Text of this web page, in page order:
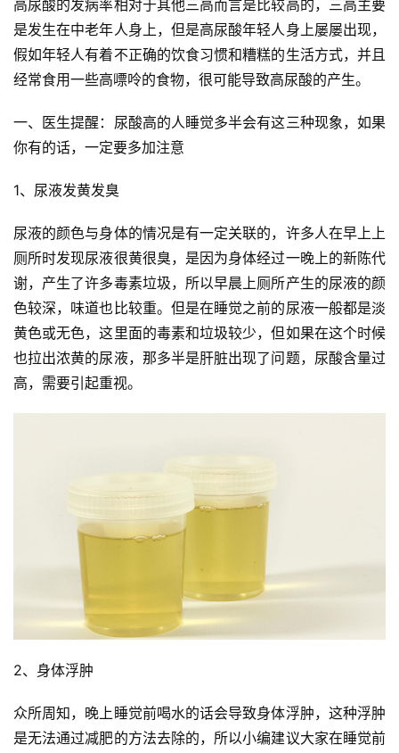
高尿酸的发病率相对于其他三高而言是比较高的，三高主要
是发生在中老年人身上，但是高尿酸年轻人身上屡屡出现，
假如年轻人有着不正确的饮食习惯和糟糕的生活方式，并且
经常食用一些高嘌呤的食物，很可能导致高尿酸的产生。
一、医生提醒：尿酸高的人睡觉多半会有这三种现象，如果
你有的话，一定要多加注意
1、尿液发黄发臭
尿液的颜色与身体的情况是有一定关联的，许多人在早上上
厕所时发现尿液很黄很臭，是因为身体经过一晚上的新陈代
谢，产生了许多毒素垃圾，所以早晨上厕所产生的尿液的颜
色较深，味道也比较重。但是在睡觉之前的尿液一般都是淡
黄色或无色，这里面的毒素和垃圾较少，但如果在这个时候
也拉出浓黄的尿液，那多半是肝脏出现了问题，尿酸含量过
高，需要引起重视。
2、身体浮肿
众所周知，晚上睡觉前喝水的话会导致身体浮肿，这种浮肿
是无法通过减肥的方法去除的，所以小编建议大家在睡觉前